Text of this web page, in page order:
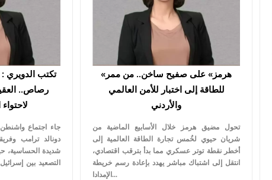
تكتب الدويري :
رصاص..
جاء اجتماع واشنطن
دونالد ترامب
شديدة الحساسية،
التصعيد بين
«هرمز» على صفيح ساخن.. من ممر
للطاقة إلى اختبار للأمن العالمي
والأردني
تحول مضيق هرمز خلال الأسابيع الماضية من
شريان حيوي لخُمس تجارة الطاقة العالمية إلى
أخطر نقطة توتر عسكري مما بدأ بترقب اقتصادي،
انتقل إلى اشتباك مباشر يهدد بإعادة رسم خريطة
الإمدادا...